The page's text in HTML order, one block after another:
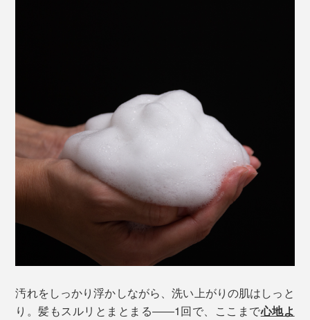
汚れをしっかり浮かしながら、洗い上がりの肌はしっと
り。髪もスルリとまとまる――1回で、ここまで心地よ